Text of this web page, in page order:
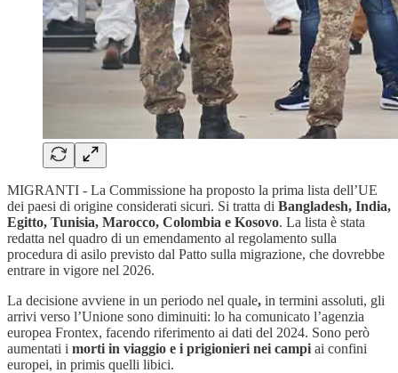
MIGRANTI - La Commissione ha proposto la prima lista dell’UE
dei paesi di origine considerati sicuri. Si tratta di Bangladesh, India,
Egitto, Tunisia, Marocco, Colombia e Kosovo. La lista è stata
redatta nel quadro di un emendamento al regolamento sulla
procedura di asilo previsto dal Patto sulla migrazione, che dovrebbe
entrare in vigore nel 2026.
La decisione avviene in un periodo nel quale, in termini assoluti, gli
arrivi verso l’Unione sono diminuiti: lo ha comunicato l’agenzia
europea Frontex, facendo riferimento ai dati del 2024. Sono però
aumentati i morti in viaggio e i prigionieri nei campi ai confini
europei, in primis quelli libici.